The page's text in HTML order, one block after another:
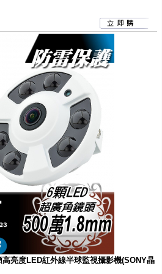
亮度LED紅外線半球監視攝影機(SONY晶